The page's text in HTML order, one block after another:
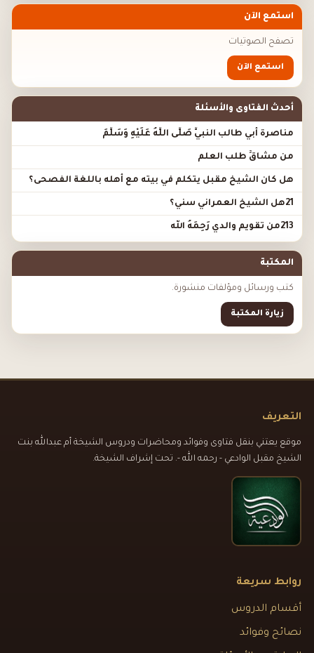
استمع الآن
تصفح الصوتيات
استمع الآن
أحدث الفتاوى والأسئلة
مناصرة أبي طالب النبيَّ صَلَّى اللَّهُ عَلَيْهِ وَسَلَّمَ
من مشاقِّ طلب العلم
هل كان الشيخ مقبل يتكلم في بيته مع أهله باللغة الفصحى؟
21هل الشيخ العمراني سني؟
213من تقويم والدي رَحِمَهُ الله
المكتبة
كتب ورسائل ومؤلفات منشورة.
زيارة المكتبة
التعريف
موقع يعتني بنقل فتاوى وفوائد ومحاضرات ودروس الشيخة أم عبدالله بنت
الشيخ مقبل الوادعي - رحمه الله -. تحت إشراف الشيخة.
روابط سريعة
أقسام الدروس
نصائح وفوائد